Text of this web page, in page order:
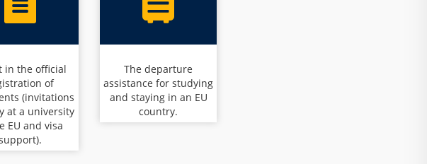
in the official
of
(invitations
at a university
EU and visa
The departure
assistance for studying
and staying in an EU
country.